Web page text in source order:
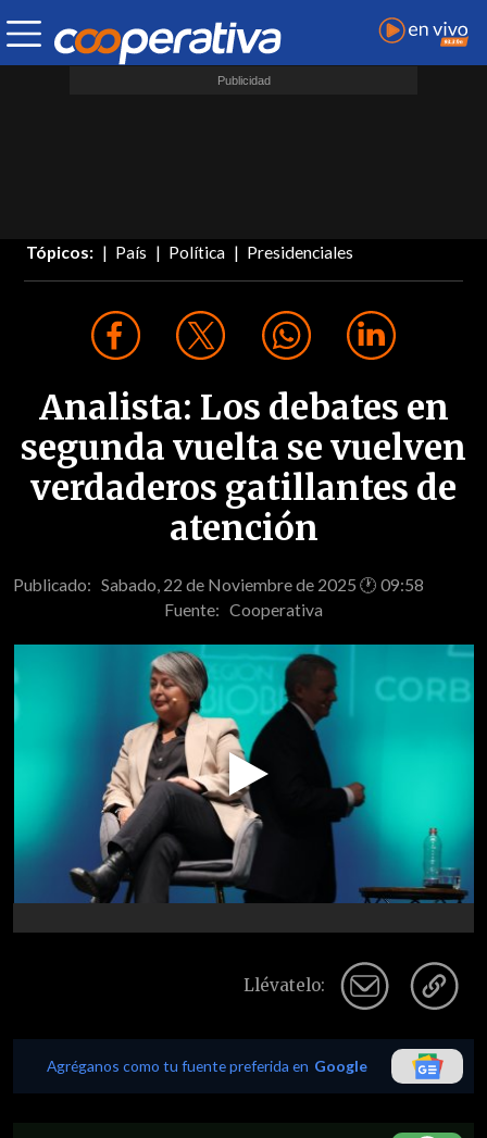
Tópicos: País Política Presidenciales
Analista: Los debates en
segunda vuelta se vuelven
verdaderos gatillantes de
atención
Publicado: Sabado, 22 de Noviembre de 2025 🕐 09:58
Fuente: Cooperativa
Play
Video
Llévatelo:
Agréganos como tu fuente preferida en Google